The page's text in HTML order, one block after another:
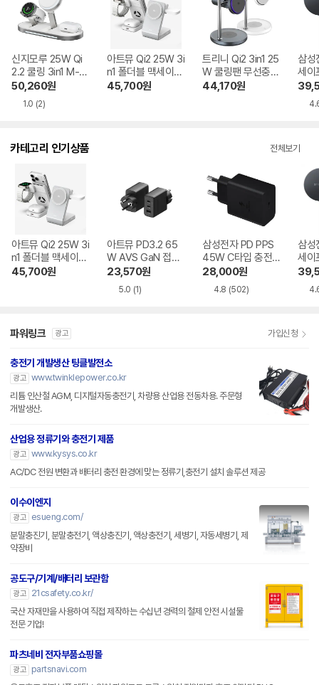
신지모루 25W Qi
2.2 쿨링 3in1 M-듀
얼 폴드 쿨러터보
무선충전 거치대 갤
럭시/애플워치용
50,260원
1.0 (2)
아트뮤 Qi2 25W 3i
n1 폴더블 맥세이프
초고속 무선충전기
45,700원
트리니 Qi2 3in1 25
W 쿨링팬 무선충전
기 TR-Qi25W 갤
44,170원
삼성
세이
충
카테고리 인기상품 전체보기
아트뮤 Qi2 25W 3i
n1 폴더블 맥세이프
초고속 무선충전기
45,700원
아트뮤 PD3.2 65
W AVS GaN 접지
멀티 초고속 충전기
GB652
23,570원
5.0 (1)
삼성전자 PD PPS
45W C타입 충전
기 EP-T4511
28,000원
4.8 (502)
삼성
세이
충
파워링크 광고 가입신청
충전기 개발생산 팅클발전소
광고 www.twinklepower.co.kr
리튬 인산철 AGM, 디지털자동충전기, 차량용 산업용 전동차용. 주문형
개발생산.
산업용 정류기와 충전기 제품
광고 www.kysys.co.kr
AC/DC 전원 변환과 배터리 충전 환경에 맞는 정류기,충전기 설치 솔루션 제공
이수이엔지
광고
esueng.com/
분말충진기, 분말충전기, 액상충진기, 액상충전기, 세병기, 자동세병기, 제
약장비
공도구/기계/배터리 보관함
광고
21csafety.co.kr/
국산 자재만을 사용하여 직접 제작하는 수십년 경력의 철제 안전 시설물
전문 기업!
파츠네비 전자부품쇼핑몰
광고
partsnavi.com